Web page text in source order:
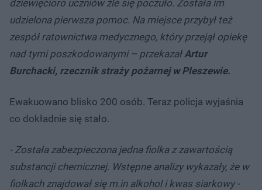
dziewięcioro uczniów źle się poczuło. Została im
udzielona pierwsza pomoc. Na miejsce przybył też
zespół ratownictwa medycznego, który przejął opiekę
nad tymi poszkodowanymi – przekazał Artur
Burchacki, rzecznik straży pożarnej w Pleszewie.
Ewakuowano blisko 200 osób. Teraz policja wyjaśnia
co dokładnie się stało.
- Została zabezpieczona jedna fiolka z zawartością
substancji chemicznej. Wstępne analizy wykazały, że w
fiolkach znajdował się m.in alkohol i kwas siarkowy -